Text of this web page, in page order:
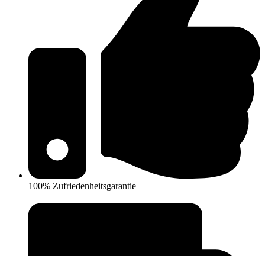
100% Zufriedenheitsgarantie